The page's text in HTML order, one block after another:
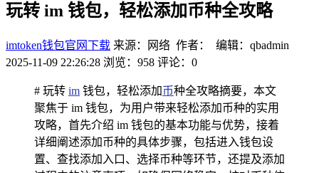
玩转 im 钱包，轻松添加币种全攻略
imtoken钱包官网下载 来源：网络 作者： 编辑：qbadmin
2025-11-09 22:26:28 浏览：958 评论：0
# 玩转 im 钱包，轻松添加币种全攻略摘要，本文
聚焦于 im 钱包，为用户带来轻松添加币种的实用
攻略，首先介绍 im 钱包的基本功能与优势，接着
详细阐述添加币种的具体步骤，包括进入钱包设
置、查找添加入口、选择币种等环节，还提及添加